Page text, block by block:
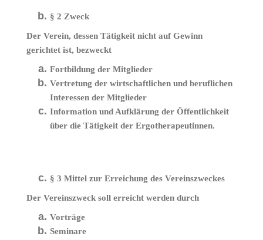
§ 2 Zweck
Der Verein, dessen Tätigkeit nicht auf Gewinn
gerichtet ist, bezweckt
Fortbildung der Mitglieder
Vertretung der wirtschaftlichen und beruflichen
Interessen der Mitglieder
Information und Aufklärung der Öffentlichkeit
über die Tätigkeit der Ergotherapeutinnen.
§ 3 Mittel zur Erreichung des Vereinszweckes
Der Vereinszweck soll erreicht werden durch
Vorträge
Seminare